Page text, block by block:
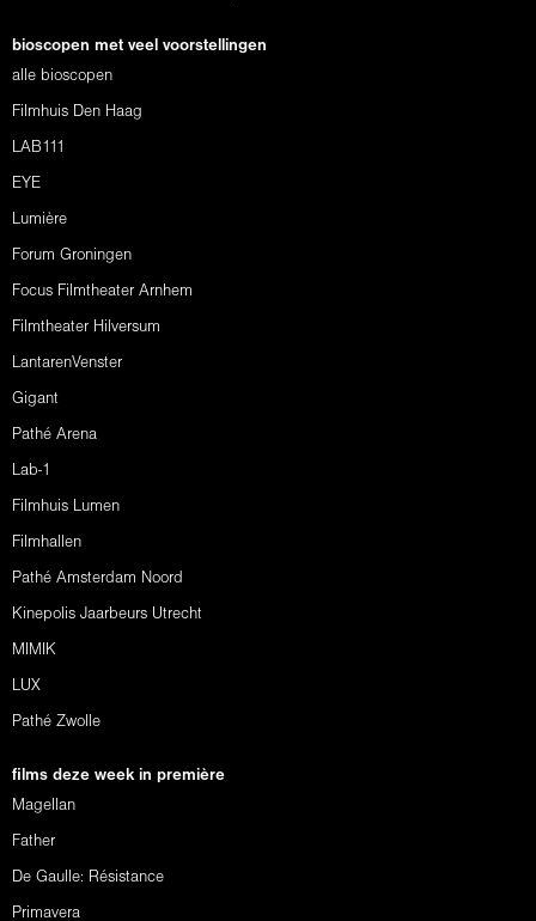
bioscopen met veel voorstellingen
alle bioscopen
Filmhuis Den Haag
LAB111
EYE
Lumière
Forum Groningen
Focus Filmtheater Arnhem
Filmtheater Hilversum
LantarenVenster
Gigant
Pathé Arena
Lab-1
Filmhuis Lumen
Filmhallen
Pathé Amsterdam Noord
Kinepolis Jaarbeurs Utrecht
MIMIK
LUX
Pathé Zwolle
films deze week in première
Magellan
Father
De Gaulle: Résistance
Primavera